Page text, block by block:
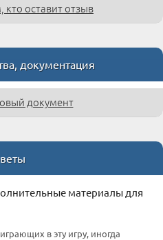
кто оставит отзыв
документация
документ
материалы для
в эту игру, иногда